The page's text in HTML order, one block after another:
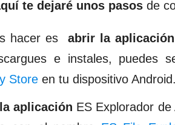
te dejaré unos pasos de
hacer esabrir la
e instales, puedes
Store en tu dispositivo Android.
aplicación ES Explorador